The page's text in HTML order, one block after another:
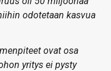
odotetaan kasvua
ovat osa
yritys ei pysty